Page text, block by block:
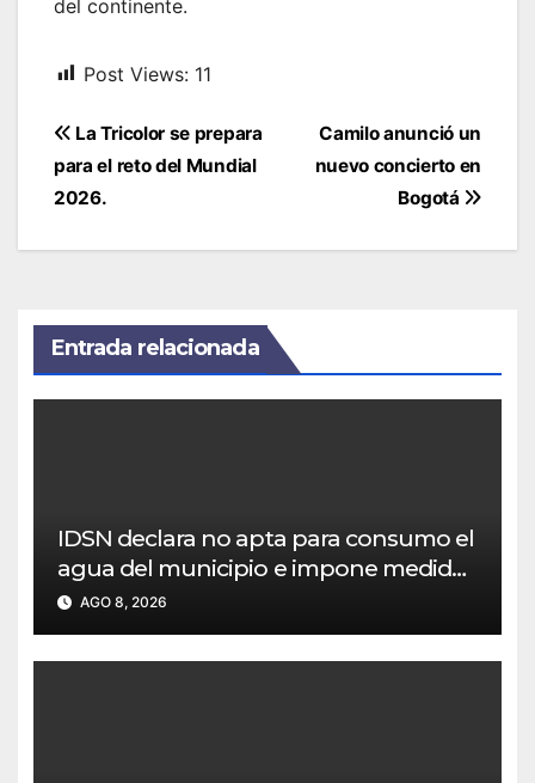
del continente.
Post Views: 11
Navegación
de
entradas
Camilo anunció un
nuevo concierto en
Bogotá
La Tricolor se prepara
para el reto del Mundial
2026.
Entrada relacionada
IDSN declara no apta para consumo el
agua del municipio e impone medidas
a Empoobando
AGO 8, 2026